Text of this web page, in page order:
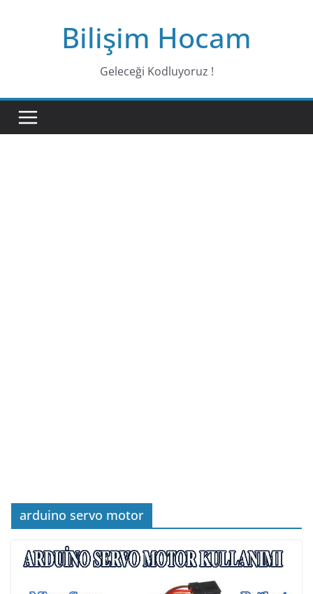
Bilişim Hocam
Geleceği Kodluyoruz !
arduino servo motor